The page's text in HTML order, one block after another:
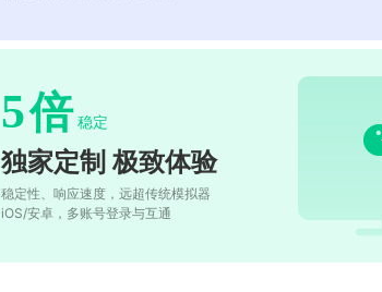
5倍 稳定
独家定制 极致体验
稳定性、响应速度，远超传统模拟器
iOS/安卓，多账号登录与互通